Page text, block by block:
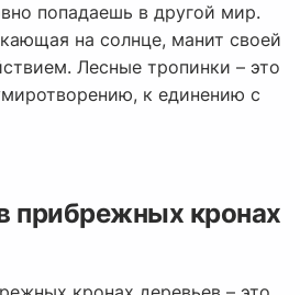
попадаешь в другой мир.
на солнце, манит своей
Лесные тропинки – это
к единению с
прибрежных кронах